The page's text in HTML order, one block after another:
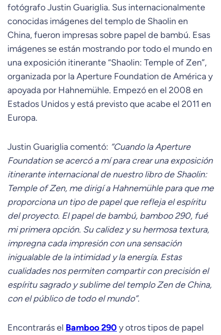
fotógrafo Justin Guariglia. Sus internacionalmente
conocidas imágenes del templo de Shaolin en
China, fueron impresas sobre papel de bambú. Esas
imágenes se están mostrando por todo el mundo en
una exposición itinerante “Shaolin: Temple of Zen”,
organizada por la Aperture Foundation de América y
apoyada por Hahnemühle. Empezó en el 2008 en
Estados Unidos y está previsto que acabe el 2011 en
Europa.
Justin Guariglia comentó: “Cuando la Aperture
Foundation se acercó a mí para crear una exposición
itinerante internacional de nuestro libro de Shaolin:
Temple of Zen, me dirigí a Hahnemühle para que me
proporciona un tipo de papel que refleja el espíritu
del proyecto. El papel de bambú, bamboo 290, fué
mi primera opción. Su calidez y su hermosa textura,
impregna cada impresión con una sensación
inigualable de la intimidad y la energía. Estas
cualidades nos permiten compartir con precisión el
espíritu sagrado y sublime del templo Zen de China,
con el público de todo el mundo”.
Encontrarás el Bamboo 290 y otros tipos de papel